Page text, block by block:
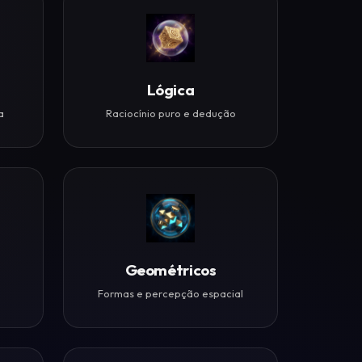
Lógica
Raciocínio puro e dedução
Geométricos
Formas e percepção espacial